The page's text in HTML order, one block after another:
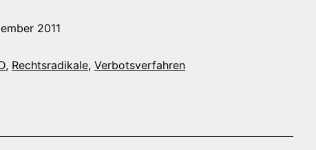
2011
, Rechtsradikale, Verbotsverfahren